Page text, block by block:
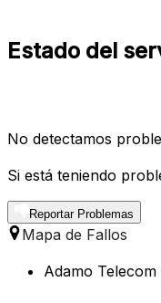
Estado del
No detectamos
Si está teniendo
Reportar Problemas
Mapa de Fallos
Adamo